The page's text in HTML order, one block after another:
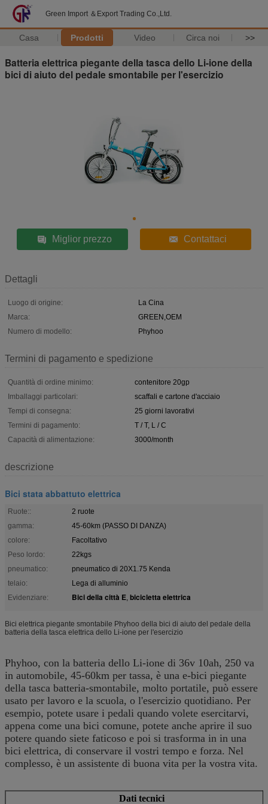
Green Import ＆Export Trading Co.,Ltd.
Casa Prodotti Video Circa noi >>
Batteria elettrica piegante della tasca dello Li-ione della
bici di aiuto del pedale smontabile per l'esercizio
Miglior prezzo Contattaci
Dettagli
Luogo di origine:
La Cina
Marca:
GREEN,OEM
Numero di modello:
Phyhoo
Termini di pagamento e spedizione
Quantità di ordine minimo:
contenitore 20gp
Imballaggi particolari:
scaffali e cartone d'acciaio
Tempi di consegna:
25 giorni lavorativi
Termini di pagamento:
T / T, L / C
Capacità di alimentazione:
3000/month
descrizione
Bici stata abbattuto elettrica
Ruote::
2 ruote
gamma:
45-60km (PASSO DI DANZA)
colore:
Facoltativo
Peso lordo:
22kgs
pneumatico:
pneumatico di 20X1.75 Kenda
telaio:
Lega di alluminio
Evidenziare:
Bici della città E, bicicletta elettrica
Bici elettrica piegante smontabile Phyhoo della bici di aiuto del pedale della
batteria della tasca elettrica dello Li-ione per l'esercizio
Phyhoo, con la batteria dello Li-ione di 36v 10ah, 250 va
in automobile, 45-60km per tassa, è una e-bici piegante
della tasca batteria-smontabile, molto portatile, può essere
usato per lavoro e la scuola, o l'esercizio quotidiano. Per
esempio, potete usare i pedali quando volete esercitarvi,
appena come una bici comune, potete anche aprire il suo
potere quando siete faticoso e poi si trasforma in in una
bici elettrica, di conservare il vostri tempo e forza. Nel
complesso, è un assistente di buona vita per la vostra vita.
Dati tecnici